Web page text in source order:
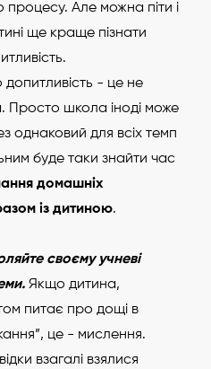
Але можна піти і
ще краще пізнати
- це не
Просто школа іноді може
однаковий для всіх темп
буде таки знайти час
домашніх
із дитиною.
своєму учневі
Якщо дитина,
питає про дощі в
це - мислення.
взагалі взялися